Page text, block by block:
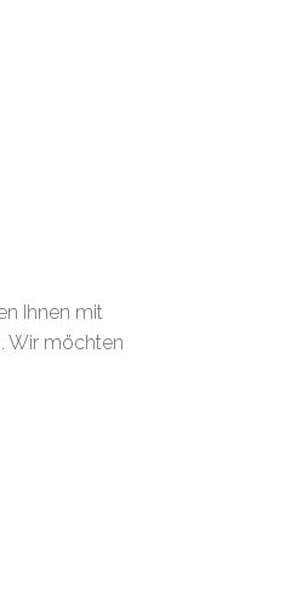
Ihnen mit
Wir möchten